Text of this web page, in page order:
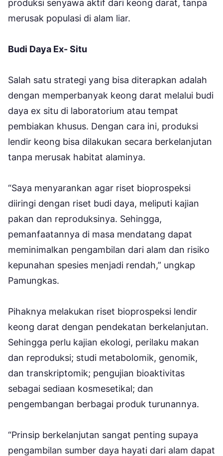
produksi senyawa aktif dari keong darat, tanpa
merusak populasi di alam liar.
Budi Daya Ex- Situ
Salah satu strategi yang bisa diterapkan adalah
dengan memperbanyak keong darat melalui budi
daya ex situ di laboratorium atau tempat
pembiakan khusus. Dengan cara ini, produksi
lendir keong bisa dilakukan secara berkelanjutan
tanpa merusak habitat alaminya.
“Saya menyarankan agar riset bioprospeksi
diiringi dengan riset budi daya, meliputi kajian
pakan dan reproduksinya. Sehingga,
pemanfaatannya di masa mendatang dapat
meminimalkan pengambilan dari alam dan risiko
kepunahan spesies menjadi rendah,” ungkap
Pamungkas.
Pihaknya melakukan riset bioprospeksi lendir
keong darat dengan pendekatan berkelanjutan.
Sehingga perlu kajian ekologi, perilaku makan
dan reproduksi; studi metabolomik, genomik,
dan transkriptomik; pengujian bioaktivitas
sebagai sediaan kosmesetikal; dan
pengembangan berbagai produk turunannya.
“Prinsip berkelanjutan sangat penting supaya
pengambilan sumber daya hayati dari alam dapat